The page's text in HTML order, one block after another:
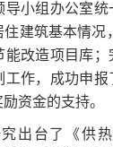
导小组办公室
建筑基本情况
能改造项目库
工作，成功申
资金的支持。
出台了《供